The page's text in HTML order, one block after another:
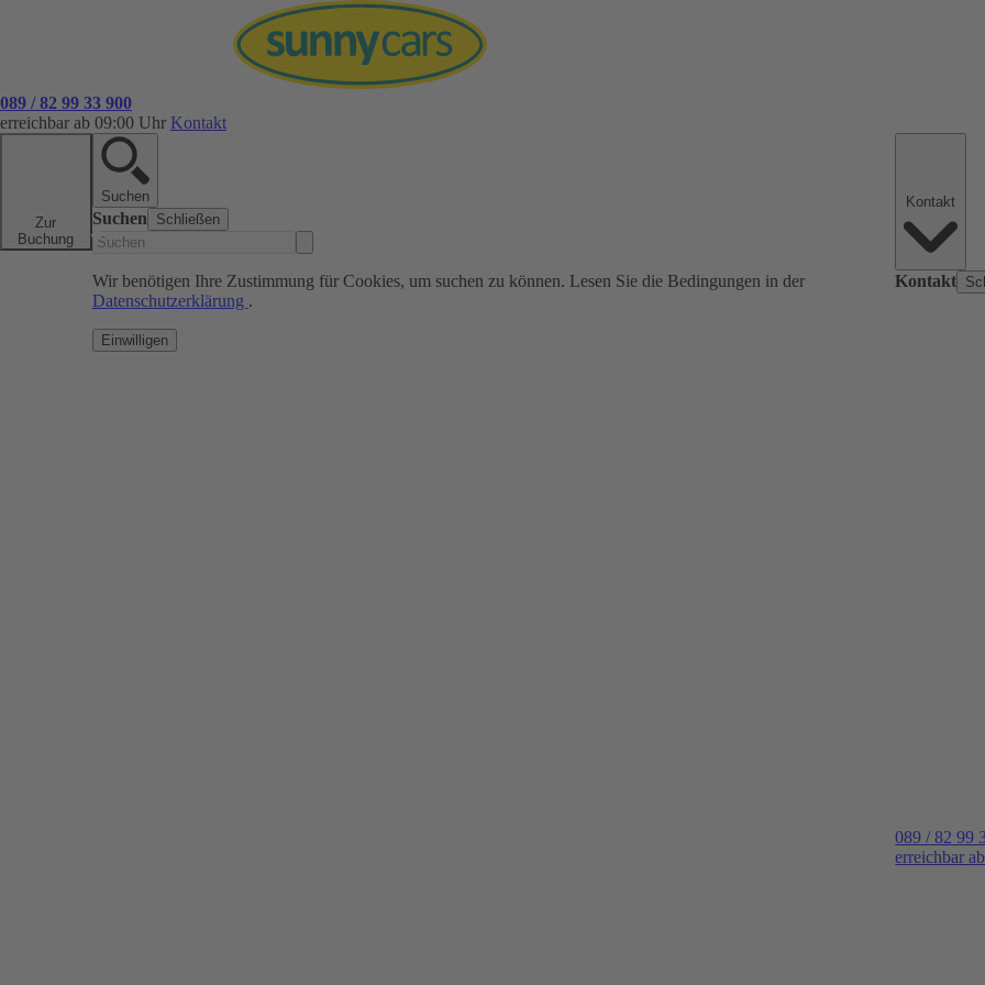
089 / 82 99 33 900
erreichbar ab 09:00 Uhr Kontakt
Zur
Buchung
Suchen
Suchen Schließen
Wir benötigen Ihre Zustimmung für Cookies, um suchen zu können. Lesen Sie die Bedingungen in der
Datenschutzerklärung .
Einwilligen
Kontakt
089 / 82 99
erreichbar